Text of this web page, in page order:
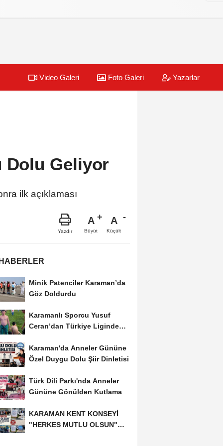
Video Galeri Foto Galeri Yazarlar
Dolu Geliyor
ilk açıklaması
Yazdır
A
Büyüt
A
Küçült
Minik Patenciler Karaman’da
Göz Doldurdu
Karamanlı Sporcu Yusuf
Ceran’dan Türkiye Liginde
Karaman'da Anneler Gününe
Özel Duygu Dolu Şiir Dinletisi
Türk Dili Parkı'nda Anneler
Gününe Gönülden Kutlama
KARAMAN KENT KONSEYİ
"HERKES MUTLU OLSUN"